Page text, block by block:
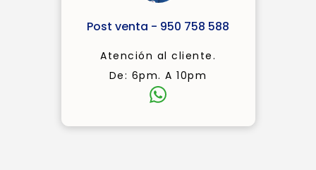
Post venta - 950 758 588
Atención al cliente.
De: 6pm. A 10pm